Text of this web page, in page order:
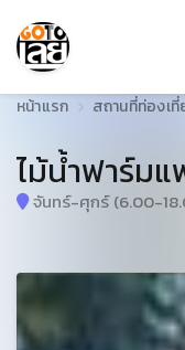
หน้าแรก สถานที่ท่องเที่
ไม้น้ำฟาร์มแ
จันทร์-ศุกร์ (6.00-